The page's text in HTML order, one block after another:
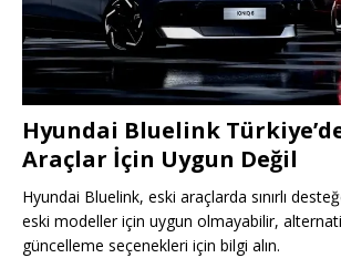
Hyundai Bluelink
Araçlar İçin Uygun Değil
Hyundai Bluelink, eski araçlarda sınırlı
eski modeller için uygun olmayabilir,
güncelleme seçenekleri için bilgi alın.